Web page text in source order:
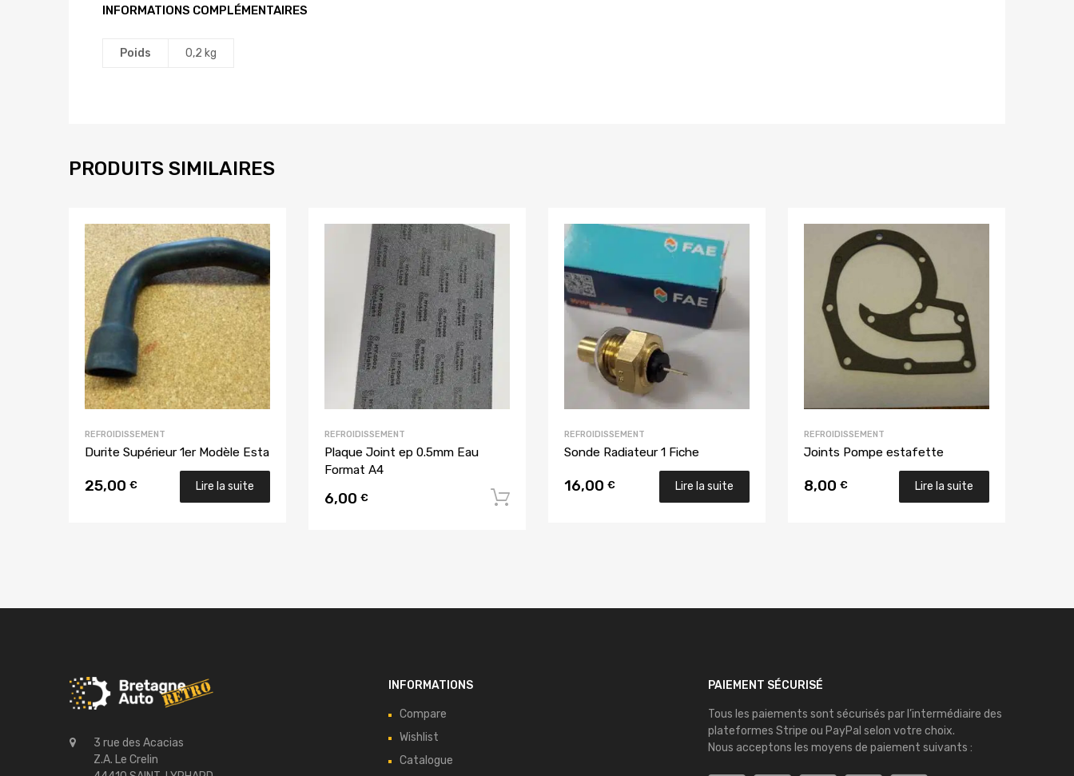
INFORMATIONS COMPLÉMENTAIRES
Poids 0,2 kg
PRODUITS SIMILAIRES
REFROIDISSEMENT
Durite Supérieur 1er Modèle Esta
25,00 € Lire la suite
REFROIDISSEMENT
Plaque Joint ep 0.5mm Eau
Format A4
6,00 €
REFROIDISSEMENT
Sonde Radiateur 1 Fiche
16,00 € Lire la suite
REFROIDISSEMENT
Joints Pompe estafette
8,00 € Lire la suite
3 rue des Acacias
Z.A. Le Crelin
INFORMATIONS
Compare
Wishlist
Catalogue
PAIEMENT SÉCURISÉ
Tous les paiements sont sécurisés par l’intermédiaire des
plateformes Stripe ou PayPal selon votre choix.
Nous acceptons les moyens de paiement suivants :